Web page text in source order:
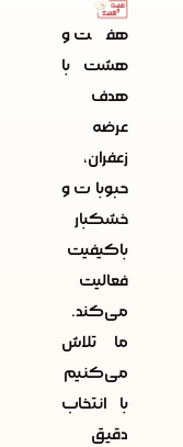
هفت و
هشت با
هدف
عرضه
زعفران،
حبوبات و
خشکبار
باکیفیت
فعالیت
می‌کند.
ما تلاش
می‌کنیم
با انتخاب
دقیق